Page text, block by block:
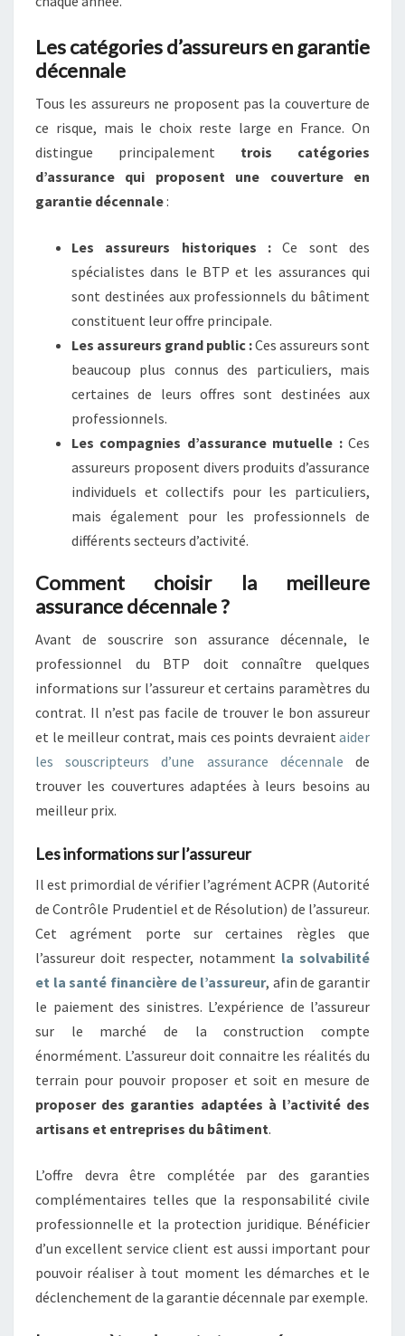
Les catégories d’assureurs en garantie
décennale
Tous les assureurs ne proposent pas la couverture de
ce risque, mais le choix reste large en France. On
distingue principalement trois catégories
d’assurance qui proposent une couverture en
garantie décennale:
Les assureurs historiques :Ce sont des
spécialistes dans le BTP et les assurances qui
sont destinées aux professionnels du bâtiment
constituent leur offre principale.
Les assureurs grand public :Ces assureurs sont
beaucoup plus connus des particuliers, mais
certaines de leurs offres sont destinées aux
professionnels.
Les compagnies d’assurance mutuelle : Ces
assureurs proposent divers produits d’assurance
individuels et collectifs pour les particuliers,
mais également pour les professionnels de
différents secteurs d’activité.
Comment choisir la meilleure
assurance décennale ?
Avant de souscrire son assurance décennale, le
professionnel du BTP doit connaître quelques
informations sur l’assureur et certains paramètres du
contrat. Il n’est pas facile de trouver le bon assureur
et le meilleur contrat, mais ces points devraient aider
les souscripteurs d’une assurance décennale de
trouver les couvertures adaptées à leurs besoins au
meilleur prix.
Les informations sur l’assureur
Il est primordial de vérifier l’agrément ACPR (Autorité
de Contrôle Prudentiel et de Résolution) de l’assureur.
Cet agrément porte sur certaines règles que
l’assureur doit respecter, notamment la solvabilité
et la santé financière de l’assureur, afin de garantir
le paiement des sinistres. L’expérience de l’assureur
sur le marché de la construction compte
énormément. L’assureur doit connaitre les réalités du
terrain pour pouvoir proposer et soit en mesure de
proposer des garanties adaptées à l’activité des
artisans et entreprises du bâtiment.
L’offre devra être complétée par des garanties
complémentaires telles que la responsabilité civile
professionnelle et la protection juridique. Bénéficier
d’un excellent service client est aussi important pour
pouvoir réaliser à tout moment les démarches et le
déclenchement de la garantie décennale par exemple.